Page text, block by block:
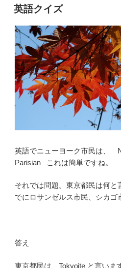
稿
日:
英語クイズ
英語でニューヨーク市民は、
Parisian これは簡単ですね。
それでは問題。東京都民は何と
でにロサンゼルス市民、シカゴ
答え
東京都民は、Tokyoite と言いま